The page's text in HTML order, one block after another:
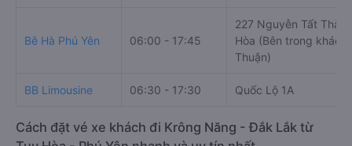
Nhà xe
Giờ